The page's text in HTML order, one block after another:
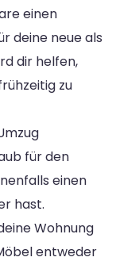
einen
deine neue als
dir helfen,
zu
für den
einen
hast.
Wohnung
entweder